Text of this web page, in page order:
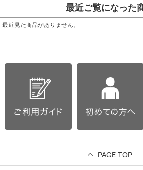
最近ご覧になった
最近見た商品がありません。
PAGE TOP